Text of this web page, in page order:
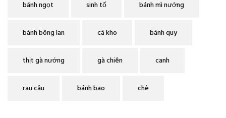
bánh ngọt sinh tố bánh mì nướng
bánh bông lan cá kho bánh quy
thịt gà nướng gà chiên canh
rau câu bánh bao chè